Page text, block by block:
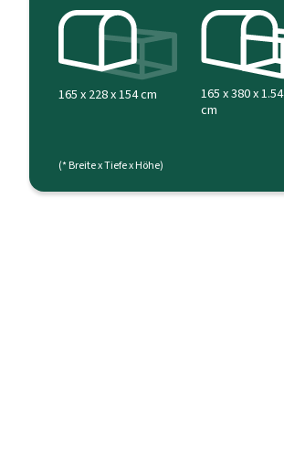
165 x 228 x 154 cm
165 x 380 x 1.54
cm
(* Breite x Tiefe x Höhe)